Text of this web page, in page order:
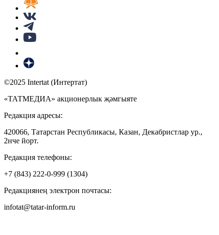
©2025 Intertat (Интертат)
«ТАТМЕДИА» акционерлык җәмгыяте
Редакция адресы:
420066, Татарстан Республикасы, Казан, Декабристлар ур.,
2нче йорт.
Редакция телефоны:
+7 (843) 222-0-999 (1304)
Редакциянең электрон почтасы:
infotat@tatar-inform.ru